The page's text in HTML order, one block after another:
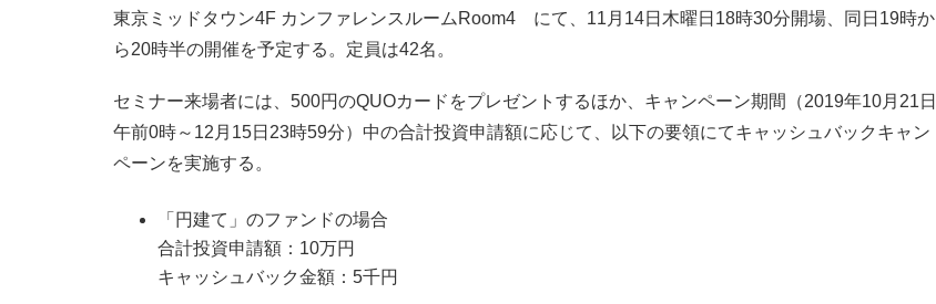
東京ミッドタウン4F カンファレンスルームRoom4 にて、11月14日木曜日18時30分開場、同日19時か
ら20時半の開催を予定する。定員は42名。
セミナー来場者には、500円のQUOカードをプレゼントするほか、キャンペーン期間（2019年10月21日
午前0時～12月15日23時59分）中の合計投資申請額に応じて、以下の要領にてキャッシュバックキャン
ペーンを実施する。
「円建て」のファンドの場合
合計投資申請額：10万円
キャッシュバック金額：5千円